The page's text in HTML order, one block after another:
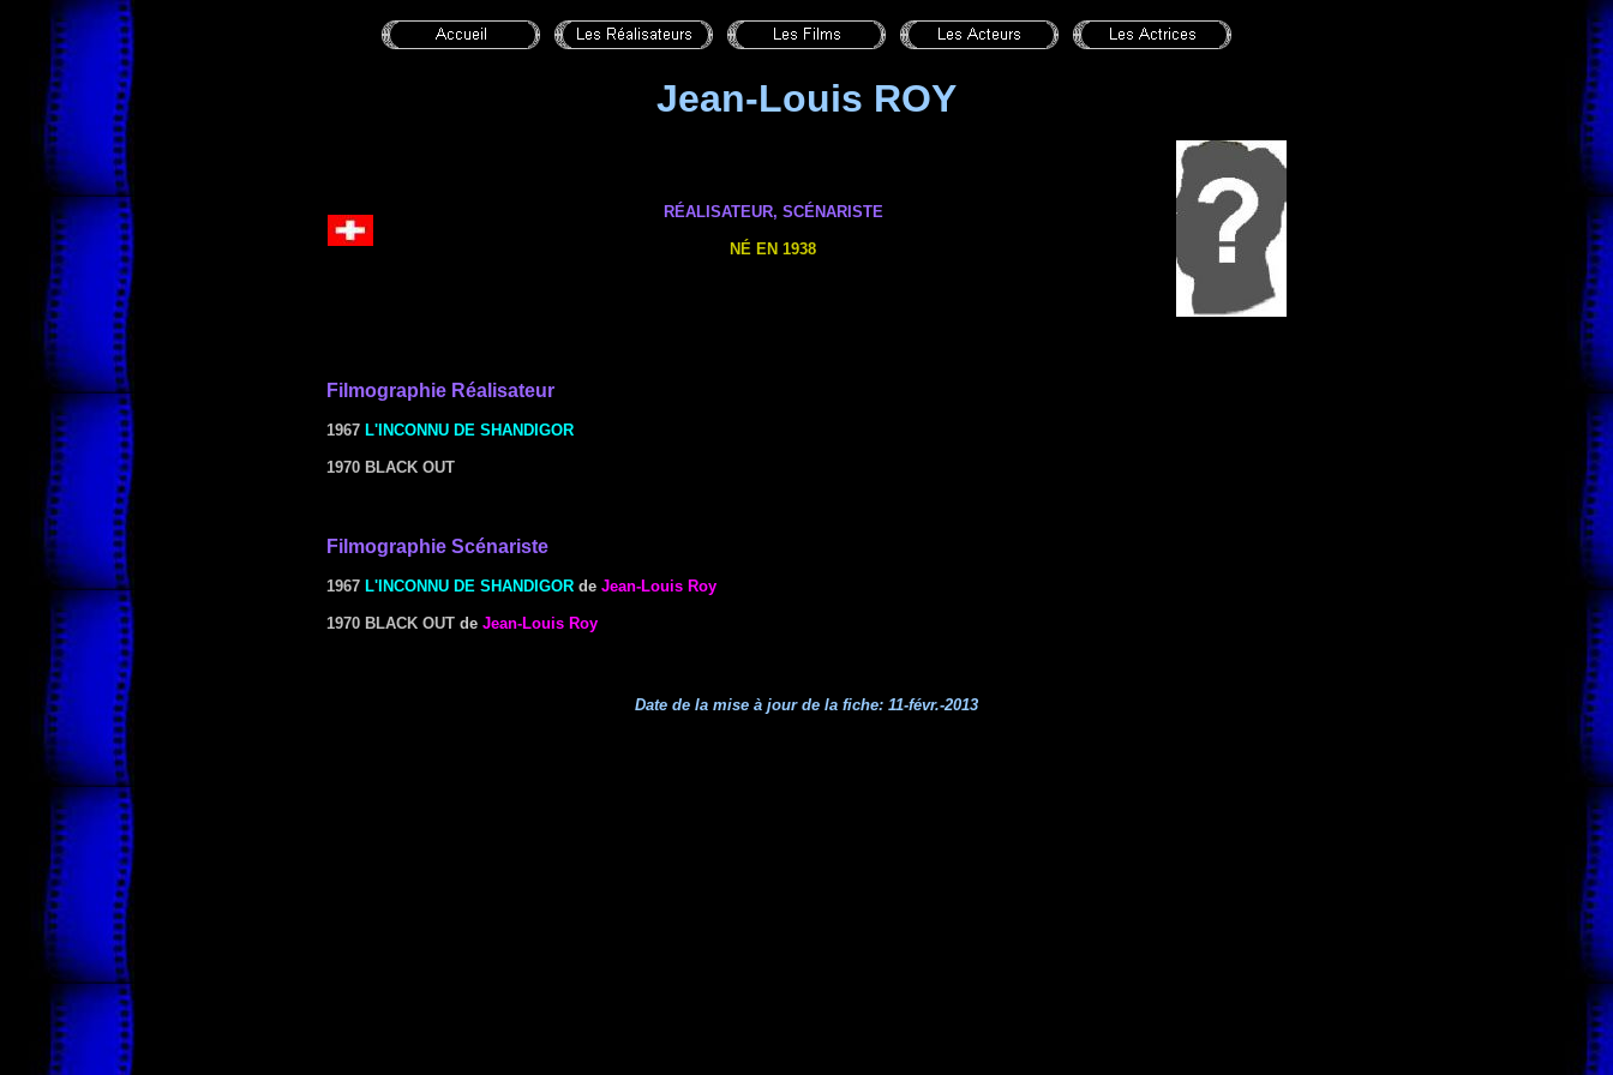
Jean-Louis ROY
RÉALISATEUR, SCÉNARISTE
NÉ EN 1938
Filmographie Réalisateur
1967 L'INCONNU DE SHANDIGOR
1970 BLACK OUT
Filmographie Scénariste
1967 L'INCONNU DE SHANDIGOR de Jean-Louis Roy
1970 BLACK OUT de Jean-Louis Roy
Date de la mise à jour de la fiche: 11-févr.-2013